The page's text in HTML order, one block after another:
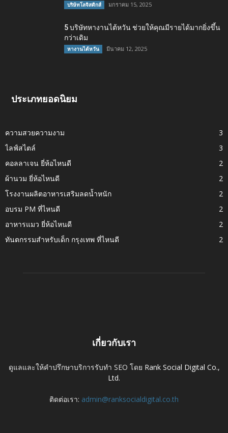
บริษัทโลจิสติกส์ มกราคม 15, 2025
5 บริษัทหางานไต้หวัน ช่วยให้คุณมีรายได้มากยิ่งขึ้น
กว่าเดิม
หางานไต้หวัน มีนาคม 12, 2025
ประเภทยอดนิยม
ความสวยความงาม
3
ไลฟ์สไตล์
3
คอลลาเจน ยี่ห้อไหนดี
2
ผ้านวม ยี่ห้อไหนดี
2
โรงงานผลิตอาหารเสริมลดน้ำหนัก
2
อบรม PM ที่ไหนดี
2
อาหารแมว ยี่ห้อไหนดี
2
ทันตกรรมสำหรับเด็ก กรุงเทพ ที่ไหนดี
2
เกี่ยวกับเรา
ดูแลและให้คำปรึกษาบริการรับทำ SEO โดย Rank Social Digital Co.,
Ltd.
ติดต่อเรา: admin@ranksocialdigital.co.th